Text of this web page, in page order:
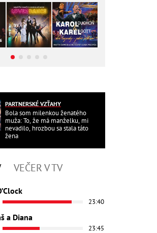
PARTNERSKÉ VZŤAHY
Bola som milenkou ženatého
muža: To, že má manželku, mi
nevadilo, hrozbou sa stala táto
žena
VEČER V TV
23:40
a Diana
23:45